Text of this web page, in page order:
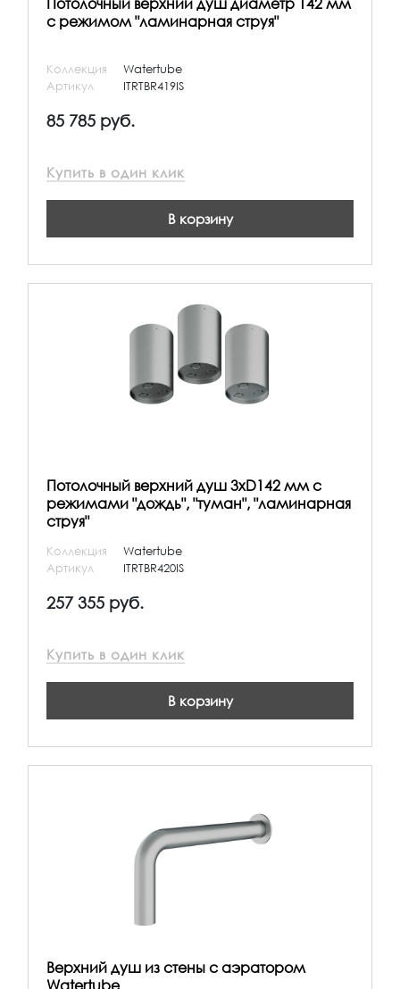
с режимом "ламинарная струя"
Коллекция
Watertube
Артикул
ITRTBR419IS
85 785 руб.
Купить в один клик
В корзину
Потолочный верхний душ 3хD142 мм с
режимами "дождь", "туман", "ламинарная
струя"
Коллекция
Watertube
Артикул
ITRTBR420IS
257 355 руб.
Купить в один клик
В корзину
Верхний душ из стены с аэратором
Watertube